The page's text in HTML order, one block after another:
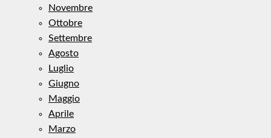
Novembre
Ottobre
Settembre
Agosto
Luglio
Giugno
Maggio
Aprile
Marzo